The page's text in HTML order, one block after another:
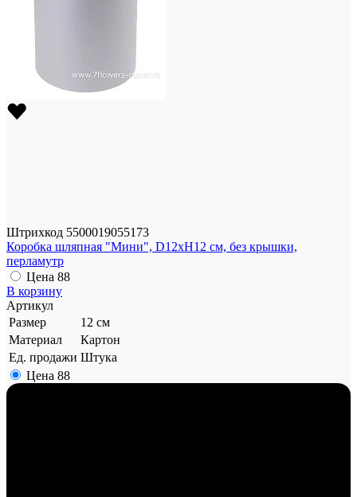
Штрихкод 5500019055173
Коробка шляпная "Мини", D12xH12 см, без крышки,
перламутр
Цена 88
В корзину
Артикул
Размер
12 см
Материал
Картон
Ед. продажи Штука
Цена 88